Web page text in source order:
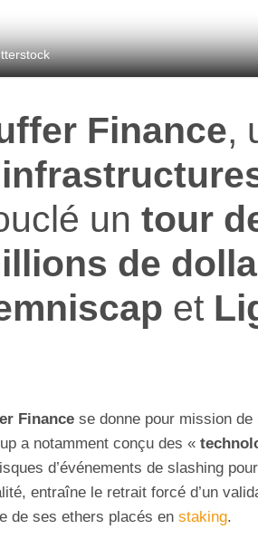
Finance,
un tour
de
et
Finance se donne pour mission
a notamment conçu des «
d’événements de slashing
entraîne le retrait forcé d’un
de ses ethers placés en staking.